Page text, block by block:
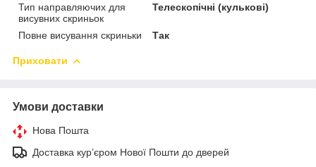
Тип направляючих для
висувних скриньок
Телескопічні (кулькові)
Повне висування скриньки Так
Приховати
Умови доставки
Нова Пошта
Доставка кур’єром Нової Пошти до дверей